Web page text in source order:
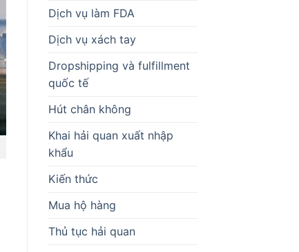
Dịch vụ làm FDA
Dịch vụ xách tay
Dropshipping và fulfillment
quốc tế
Hút chân không
Khai hải quan xuất nhập
khẩu
Kiến thức
Mua hộ hàng
Thủ tục hải quan